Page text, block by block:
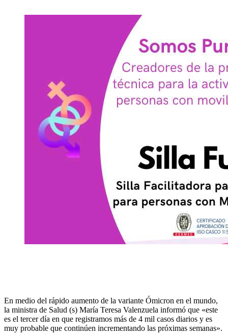
En medio del rápido aumento de la variante Ómicron en el mundo,
la ministra de Salud (s) María Teresa Valenzuela informó que «este
es el tercer día en que registramos más de 4 mil casos diarios y es
muy probable que continúen incrementando las próximas semanas».